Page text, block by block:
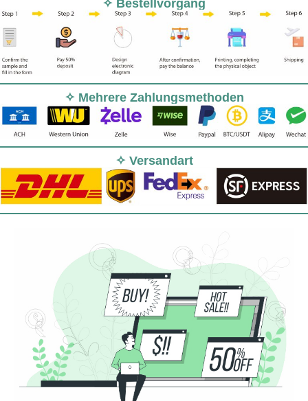
✧ Bestellvorgang
✧ Mehrere Zahlungsmethoden
✧ Versandart